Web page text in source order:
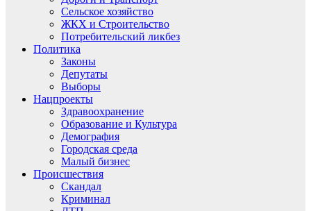
Сельское хозяйство
ЖКХ и Строительство
Потребительский ликбез
Политика
Законы
Депутаты
Выборы
Нацпроекты
Здравоохранение
Образование и Культура
Демография
Городская среда
Малый бизнес
Происшествия
Скандал
Криминал